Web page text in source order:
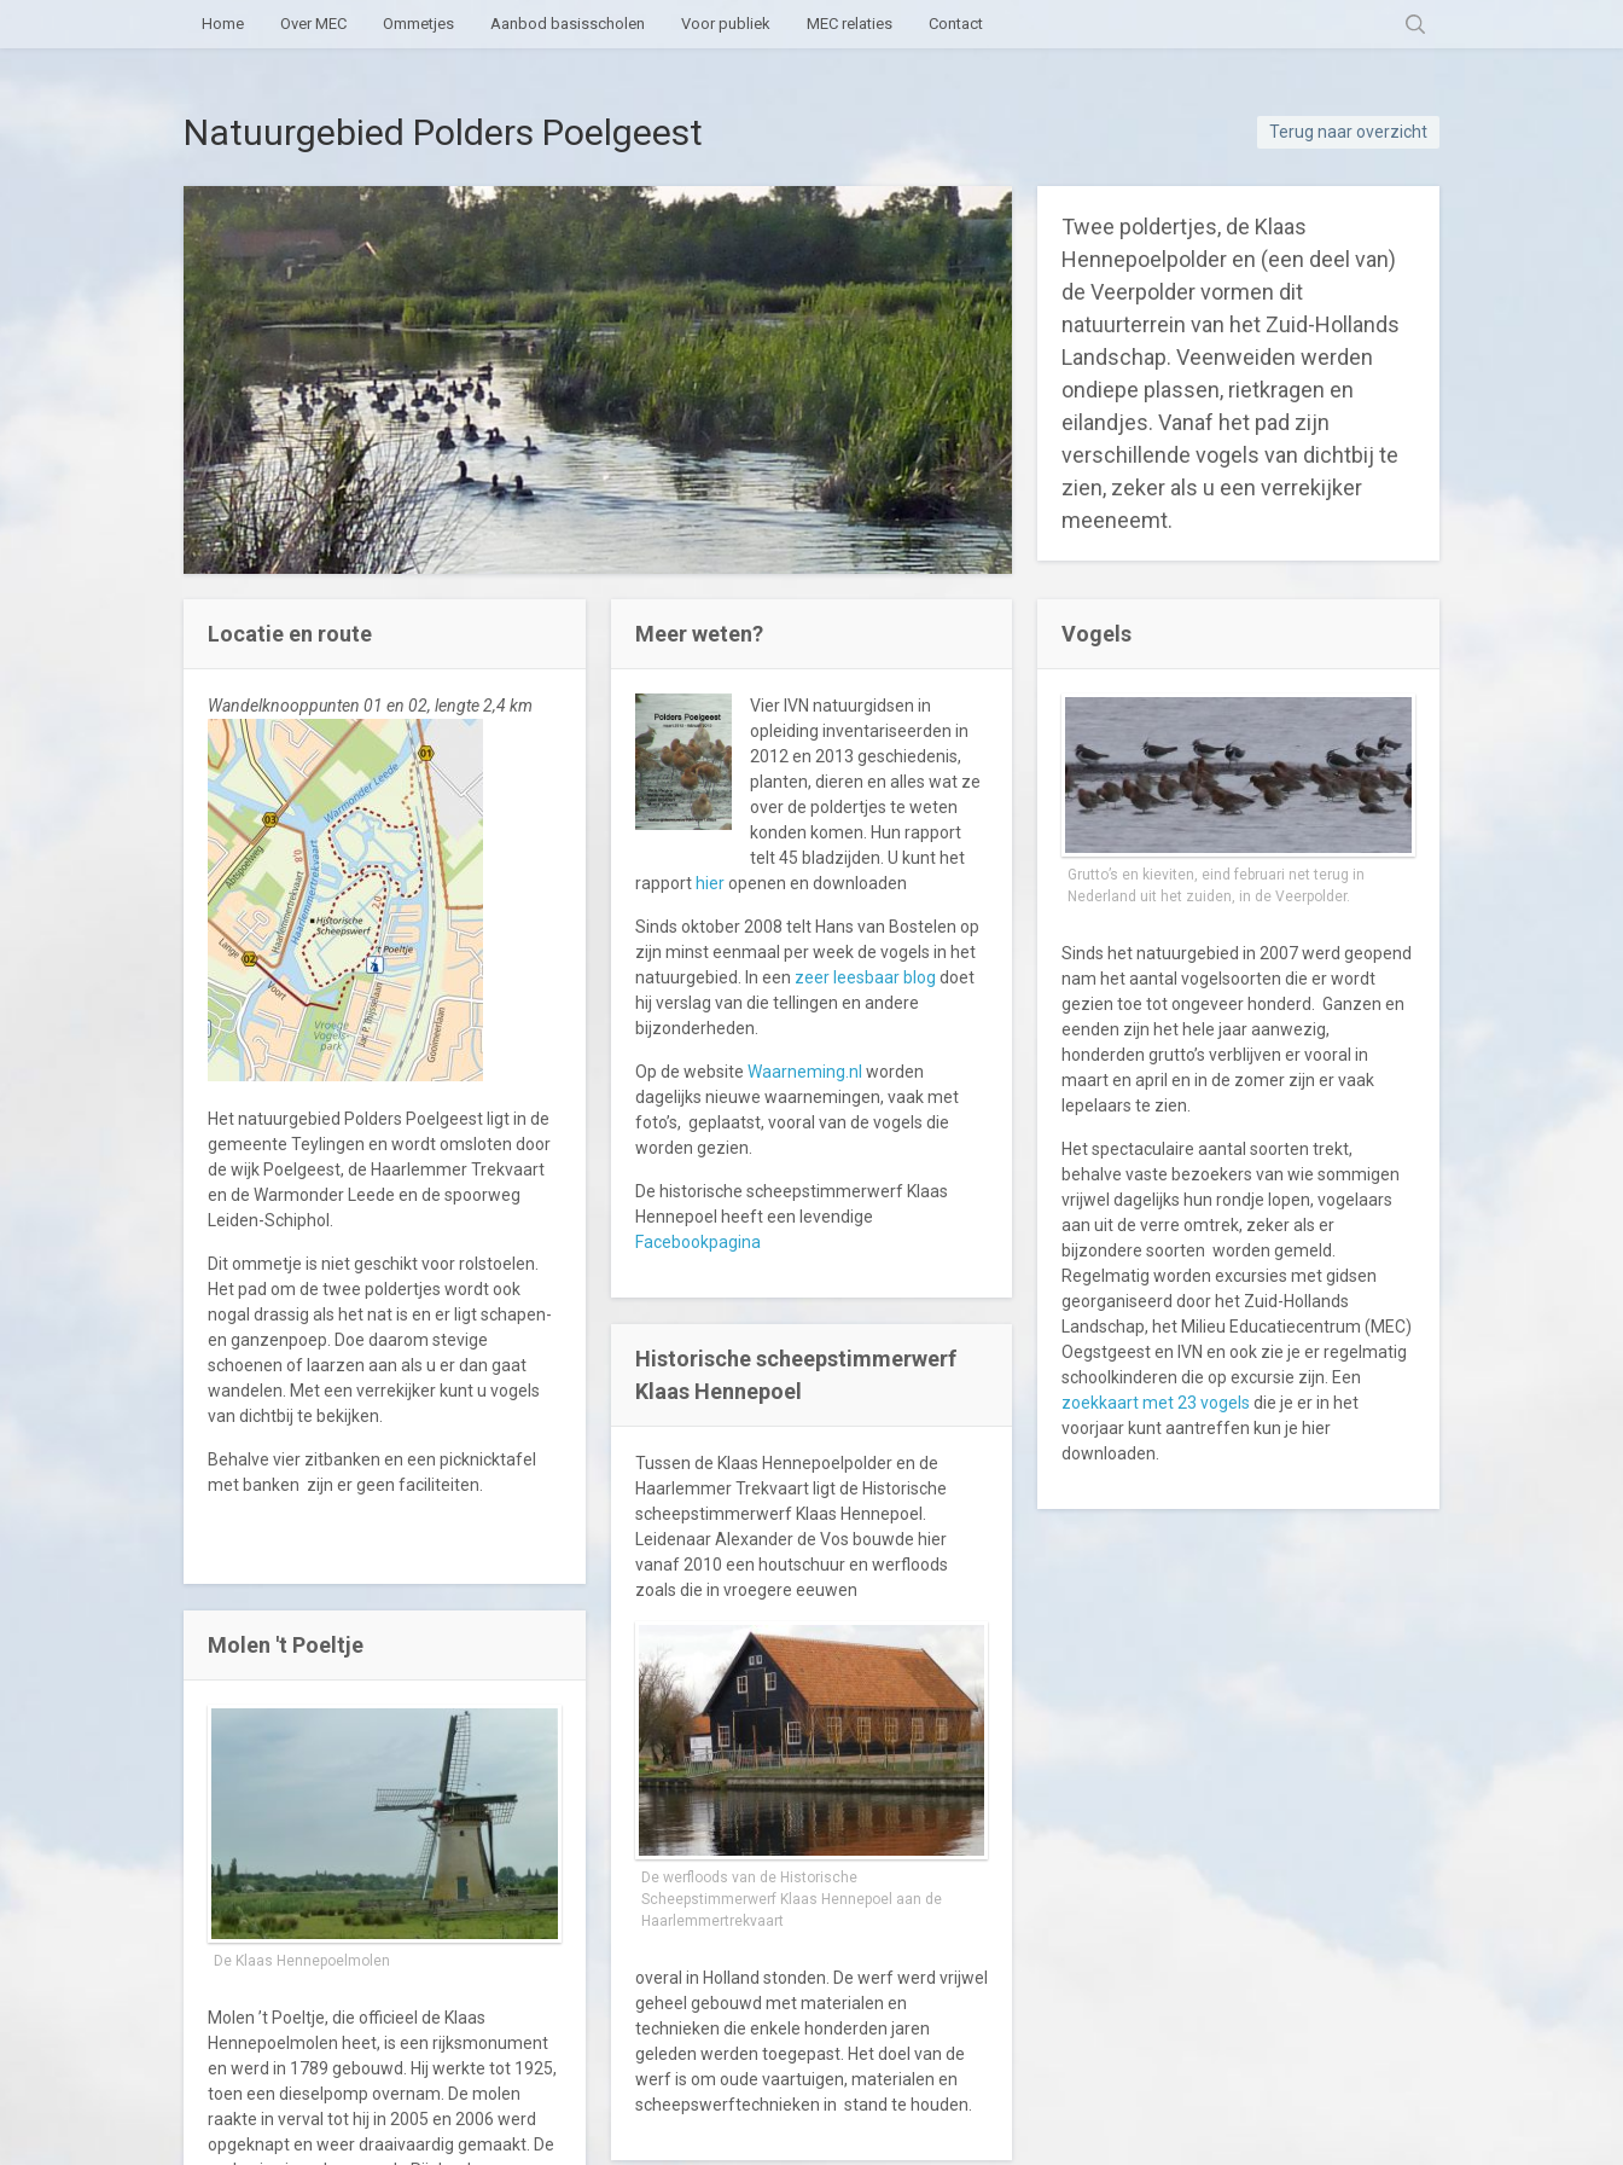
Home Over MEC Ommetjes Aanbod basisscholen Voor publiek MEC relaties Contact
Natuurgebied Polders Poelgeest Terug naar overzicht
Twee poldertjes, de Klaas
Hennepoelpolder en (een deel van)
de Veerpolder vormen dit
natuurterrein van het Zuid-Hollands
Landschap. Veenweiden werden
ondiepe plassen, rietkragen en
eilandjes. Vanaf het pad zijn
verschillende vogels van dichtbij te
zien, zeker als u een verrekijker
meeneemt.
Locatie en route
Wandelknooppunten 01 en 02, lengte 2,4 km
Het natuurgebied Polders Poelgeest ligt in de
gemeente Teylingen en wordt omsloten door
de wijk Poelgeest, de Haarlemmer Trekvaart
en de Warmonder Leede en de spoorweg
Leiden-Schiphol.
Dit ommetje is niet geschikt voor rolstoelen.
Het pad om de twee poldertjes wordt ook
nogal drassig als het nat is en er ligt schapen-
en ganzenpoep. Doe daarom stevige
schoenen of laarzen aan als u er dan gaat
wandelen. Met een verrekijker kunt u vogels
van dichtbij te bekijken.
Behalve vier zitbanken en een picknicktafel
met banken zijn er geen faciliteiten.
Molen 't Poeltje
De Klaas Hennepoelmolen
Molen ’t Poeltje, die officieel de Klaas
Hennepoelmolen heet, is een rijksmonument
en werd in 1789 gebouwd. Hij werkte tot 1925,
toen een dieselpomp overnam. De molen
raakte in verval tot hij in 2005 en 2006 werd
opgeknapt en weer draaivaardig gemaakt. De
Meer weten?
Vier IVN natuurgidsen in
opleiding inventariseerden in
2012 en 2013 geschiedenis,
planten, dieren en alles wat ze
over de poldertjes te weten
konden komen. Hun rapport
telt 45 bladzijden. U kunt het
rapport hieropenen en downloaden
Sinds oktober 2008 telt Hans van Bostelen op
zijn minst eenmaal per week de vogels in het
natuurgebied. In een zeer leesbaar blog doet
hij verslag van die tellingen en andere
bijzonderheden.
Op de website Waarneming.nl worden
dagelijks nieuwe waarnemingen, vaak met
foto’s, geplaatst, vooral van de vogels die
worden gezien.
De historische scheepstimmerwerf Klaas
Hennepoel heeft een levendige
Facebookpagina
Historische scheepstimmerwerf
Klaas Hennepoel
Tussen de Klaas Hennepoelpolder en de
Haarlemmer Trekvaart ligt de Historische
scheepstimmerwerf Klaas Hennepoel.
Leidenaar Alexander de Vos bouwde hier
vanaf 2010 een houtschuur en werfloods
zoals die in vroegere eeuwen
De werfloods van de Historische
Scheepstimmerwerf Klaas Hennepoel aan de
Haarlemmertrekvaart
overal in Holland stonden. De werf werd vrijwel
geheel gebouwd met materialen en
technieken die enkele honderden jaren
geleden werden toegepast. Het doel van de
werf is om oude vaartuigen, materialen en
scheepswerftechnieken in stand te houden.
Vogels
Grutto’s en kieviten, eind februari net terug in
Nederland uit het zuiden, in de Veerpolder.
Sinds het natuurgebied in 2007 werd geopend
nam het aantal vogelsoorten die er wordt
gezien toe tot ongeveer honderd. Ganzen en
eenden zijn het hele jaar aanwezig,
honderden grutto’s verblijven er vooral in
maart en april en in de zomer zijn er vaak
lepelaars te zien.
Het spectaculaire aantal soorten trekt,
behalve vaste bezoekers van wie sommigen
vrijwel dagelijks hun rondje lopen, vogelaars
aan uit de verre omtrek, zeker als er
bijzondere soorten worden gemeld.
Regelmatig worden excursies met gidsen
georganiseerd door het Zuid-Hollands
Landschap, het Milieu Educatiecentrum (MEC)
Oegstgeest en IVN en ook zie je er regelmatig
schoolkinderen die op excursie zijn. Een
zoekkaart met 23 vogels die je er in het
voorjaar kunt aantreffen kun je hier
downloaden.